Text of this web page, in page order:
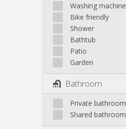
Washing machine
Bike friendly
Shower
Bathtub
Patio
Garden
Bathroom
Private bathroom
Shared bathroom